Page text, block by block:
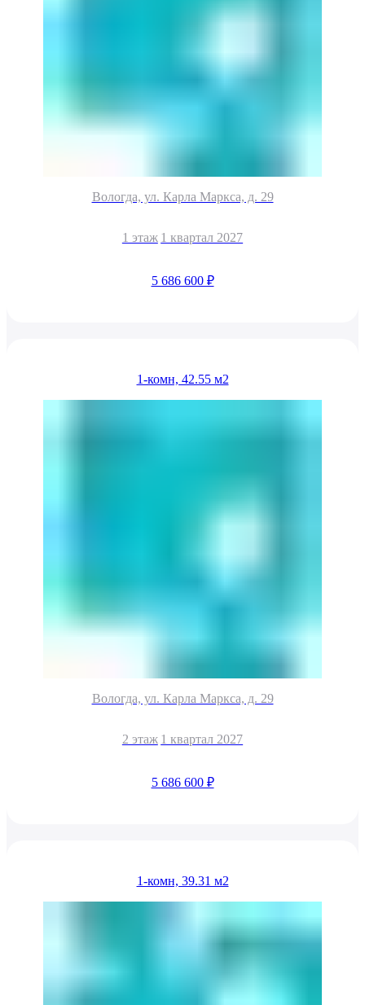
Вологда, ул. Карла Маркса, д. 29
1 этаж 1 квартал 2027
5 686 600 ₽
1-комн, 42.55 м2
Вологда, ул. Карла Маркса, д. 29
2 этаж 1 квартал 2027
5 686 600 ₽
1-комн, 39.31 м2